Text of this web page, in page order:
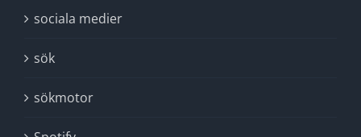
sociala medier
sök
sökmotor